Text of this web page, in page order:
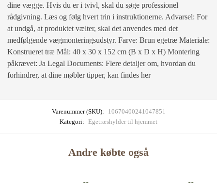
dine vægge. Hvis du er i tvivl, skal du søge professionel
rådgivning. Læs og følg hvert trin i instruktionerne. Advarsel: For
at undgå, at produktet vælter, skal det anvendes med det
medfølgende vægmonteringsudstyr. Farve: Brun egetræ Materiale:
Konstrueret træ Mål: 40 x 30 x 152 cm (B x D x H) Montering
påkrævet: Ja Legal Documents: Flere detaljer om, hvordan du
forhindrer, at dine møbler tipper, kan findes her
Varenummer (SKU):
10670400241047851
Kategori: Egetræshylder til hjemmet
Andre købte også